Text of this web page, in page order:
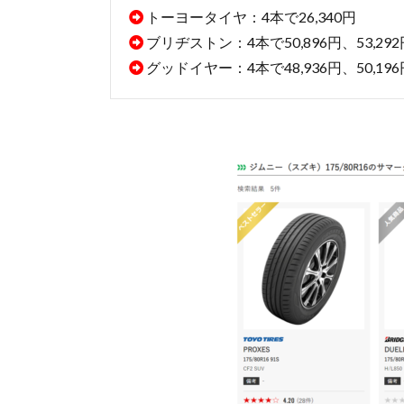
トーヨータイヤ：4本で26,340円
ブリヂストン：4本で50,896円、53,292
グッドイヤー：4本で48,936円、50,196